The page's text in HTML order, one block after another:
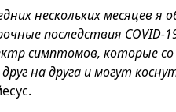
нескольких месяцев
последствия
симптомов, которые
на друга и могут